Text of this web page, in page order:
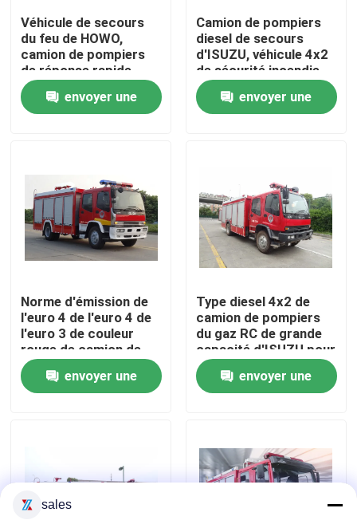
Maison
Produits
Visite d'usine
Contrôle de qualité
Contactez-nous
Demandez une citation
Camion de pompiers en mousse
Camion de pompiers à poudre sèche
Véhicule de secours
du feu de HOWO,
camion de pompiers
de réponse rapide
euro 2 euro 5
envoyer une
Camion de pompiers
diesel de secours
d'ISUZU, véhicule 4x2
de sécurité incendie
de délivrance
envoyer une
Norme d'émission de
l'euro 4 de l'euro 4 de
l'euro 3 de couleur
rouge de camion de
pompiers du gaz
diesel d'ISUZU
envoyer une
Type diesel 4x2 de
camion de pompiers
du gaz RC de grande
capacité d'ISUZU pour
la lutte contre
l'incendieenvoyer une
sales